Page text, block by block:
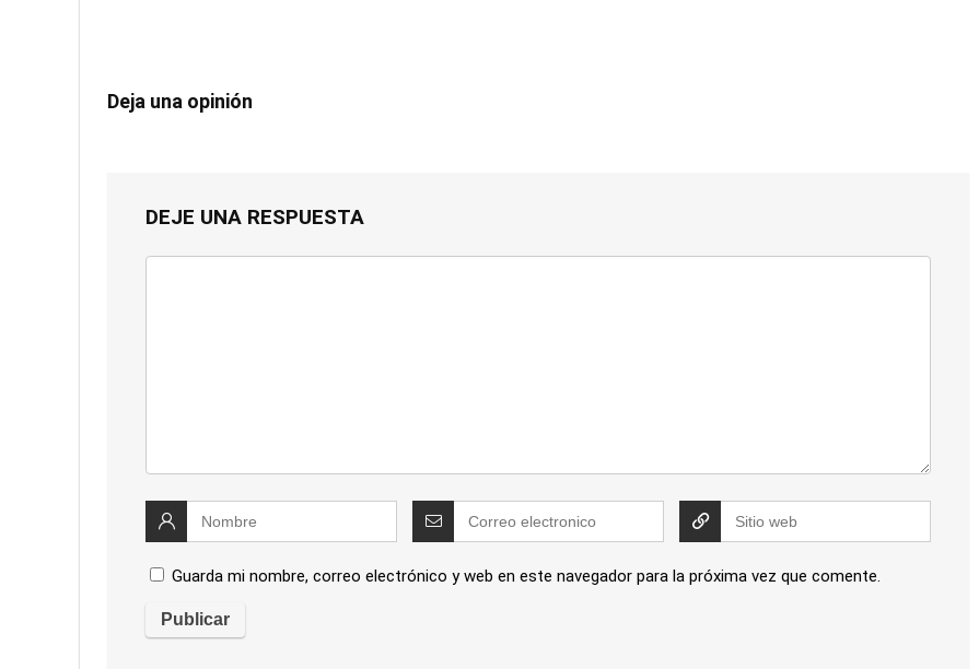
Deja una opinión
DEJE UNA RESPUESTA
Guarda mi nombre, correo electrónico y web en este navegador para la próxima vez que comente.